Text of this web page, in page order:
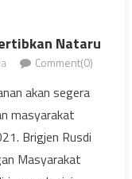
Nataru
Comment(0)
akan segera
masyarakat
Brigjen Rusdi
Masyarakat